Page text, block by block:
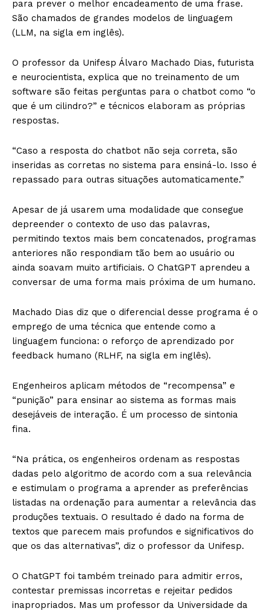
para prever o melhor encadeamento de uma frase.
São chamados de grandes modelos de linguagem
(LLM, na sigla em inglês).
O professor da Unifesp Álvaro Machado Dias, futurista
e neurocientista, explica que no treinamento de um
software são feitas perguntas para o chatbot como “o
que é um cilindro?” e técnicos elaboram as próprias
respostas.
“Caso a resposta do chatbot não seja correta, são
inseridas as corretas no sistema para ensiná-lo. Isso é
repassado para outras situações automaticamente.”
Apesar de já usarem uma modalidade que consegue
depreender o contexto de uso das palavras,
permitindo textos mais bem concatenados, programas
anteriores não respondiam tão bem ao usuário ou
ainda soavam muito artificiais. O ChatGPT aprendeu a
conversar de uma forma mais próxima de um humano.
Machado Dias diz que o diferencial desse programa é o
emprego de uma técnica que entende como a
linguagem funciona: o reforço de aprendizado por
feedback humano (RLHF, na sigla em inglês).
Engenheiros aplicam métodos de “recompensa” e
“punição” para ensinar ao sistema as formas mais
desejáveis de interação. É um processo de sintonia
fina.
“Na prática, os engenheiros ordenam as respostas
dadas pelo algoritmo de acordo com a sua relevância
e estimulam o programa a aprender as preferências
listadas na ordenação para aumentar a relevância das
produções textuais. O resultado é dado na forma de
textos que parecem mais profundos e significativos do
que os das alternativas”, diz o professor da Unifesp.
O ChatGPT foi também treinado para admitir erros,
contestar premissas incorretas e rejeitar pedidos
inapropriados. Mas um professor da Universidade da